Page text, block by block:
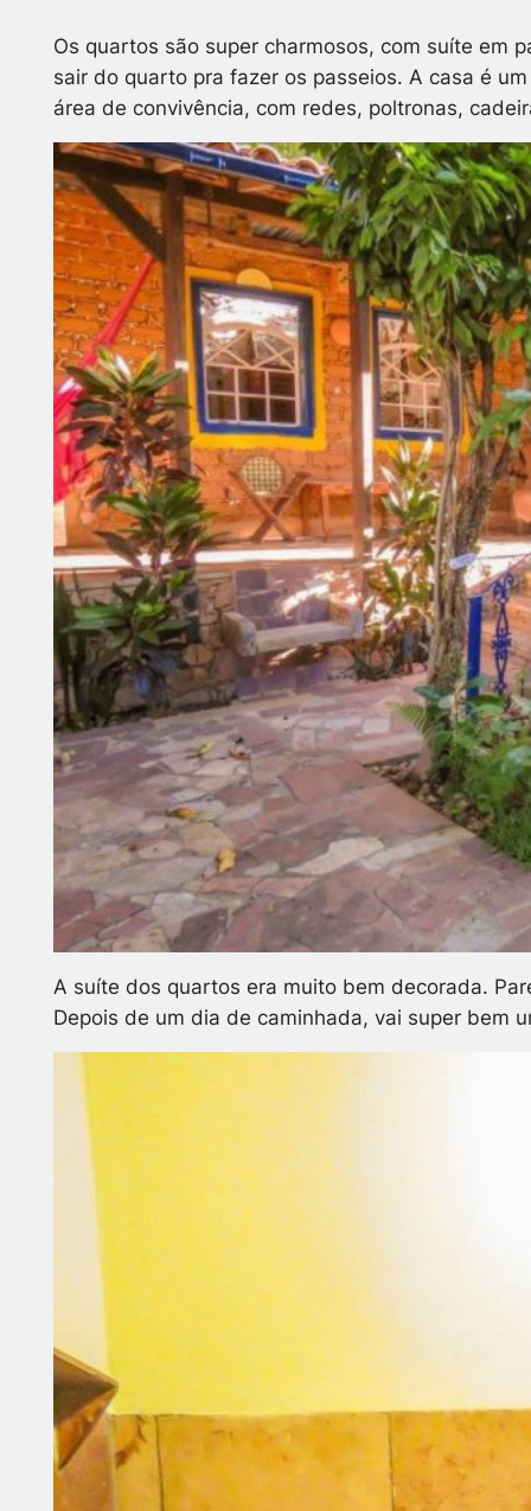
Os quartos são super charmosos, com suíte em
sair do quarto pra fazer os passeios. A casa é
área de convivência, com redes, poltronas,
A suíte dos quartos era muito bem decorada.
Depois de um dia de caminhada, vai super bem